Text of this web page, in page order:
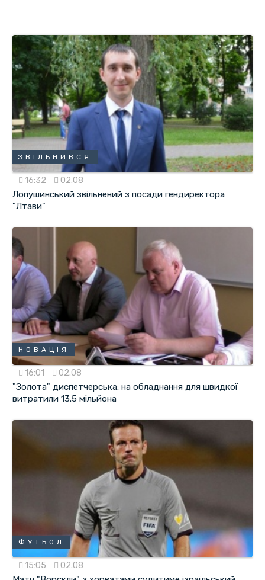
ЗВІЛЬНИВСЯ
16:32 02.08
Лопушинський звільнений з посади гендиректора
"Лтави"
НОВАЦІЯ
16:01 02.08
"Золота" диспетчерська: на обладнання для швидкої
витратили 13.5 мільйона
ФУТБОЛ
15:05 02.08